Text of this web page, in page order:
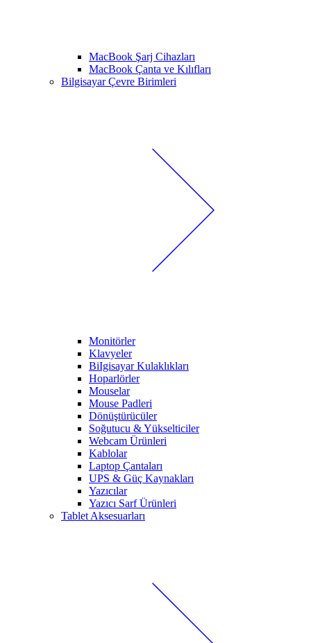
MacBook Şarj Cihazları
MacBook Çanta ve Kılıfları
Bilgisayar Çevre Birimleri
Monitörler
Klavyeler
BiIgisayar Kulaklıkları
Hoparlörler
Mouselar
Mouse Padleri
Dönüştürücüler
Soğutucu & Yükselticiler
Webcam Ürünleri
Kablolar
Laptop Çantaları
UPS & Güç Kaynakları
Yazıcılar
Yazıcı Sarf Ürünleri
Tablet Aksesuarları